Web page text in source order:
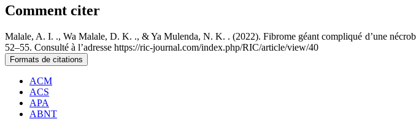
Comment citer
Malale, A. I. ., Wa Malale, D. K. ., & Ya Mulenda, N. K. . (2022). Fibrome géant compliqué d’une
52–55. Consulté à l’adresse https://ric-journal.com/index.php/RIC/article/view/40
Formats de citations
ACM
ACS
APA
ABNT